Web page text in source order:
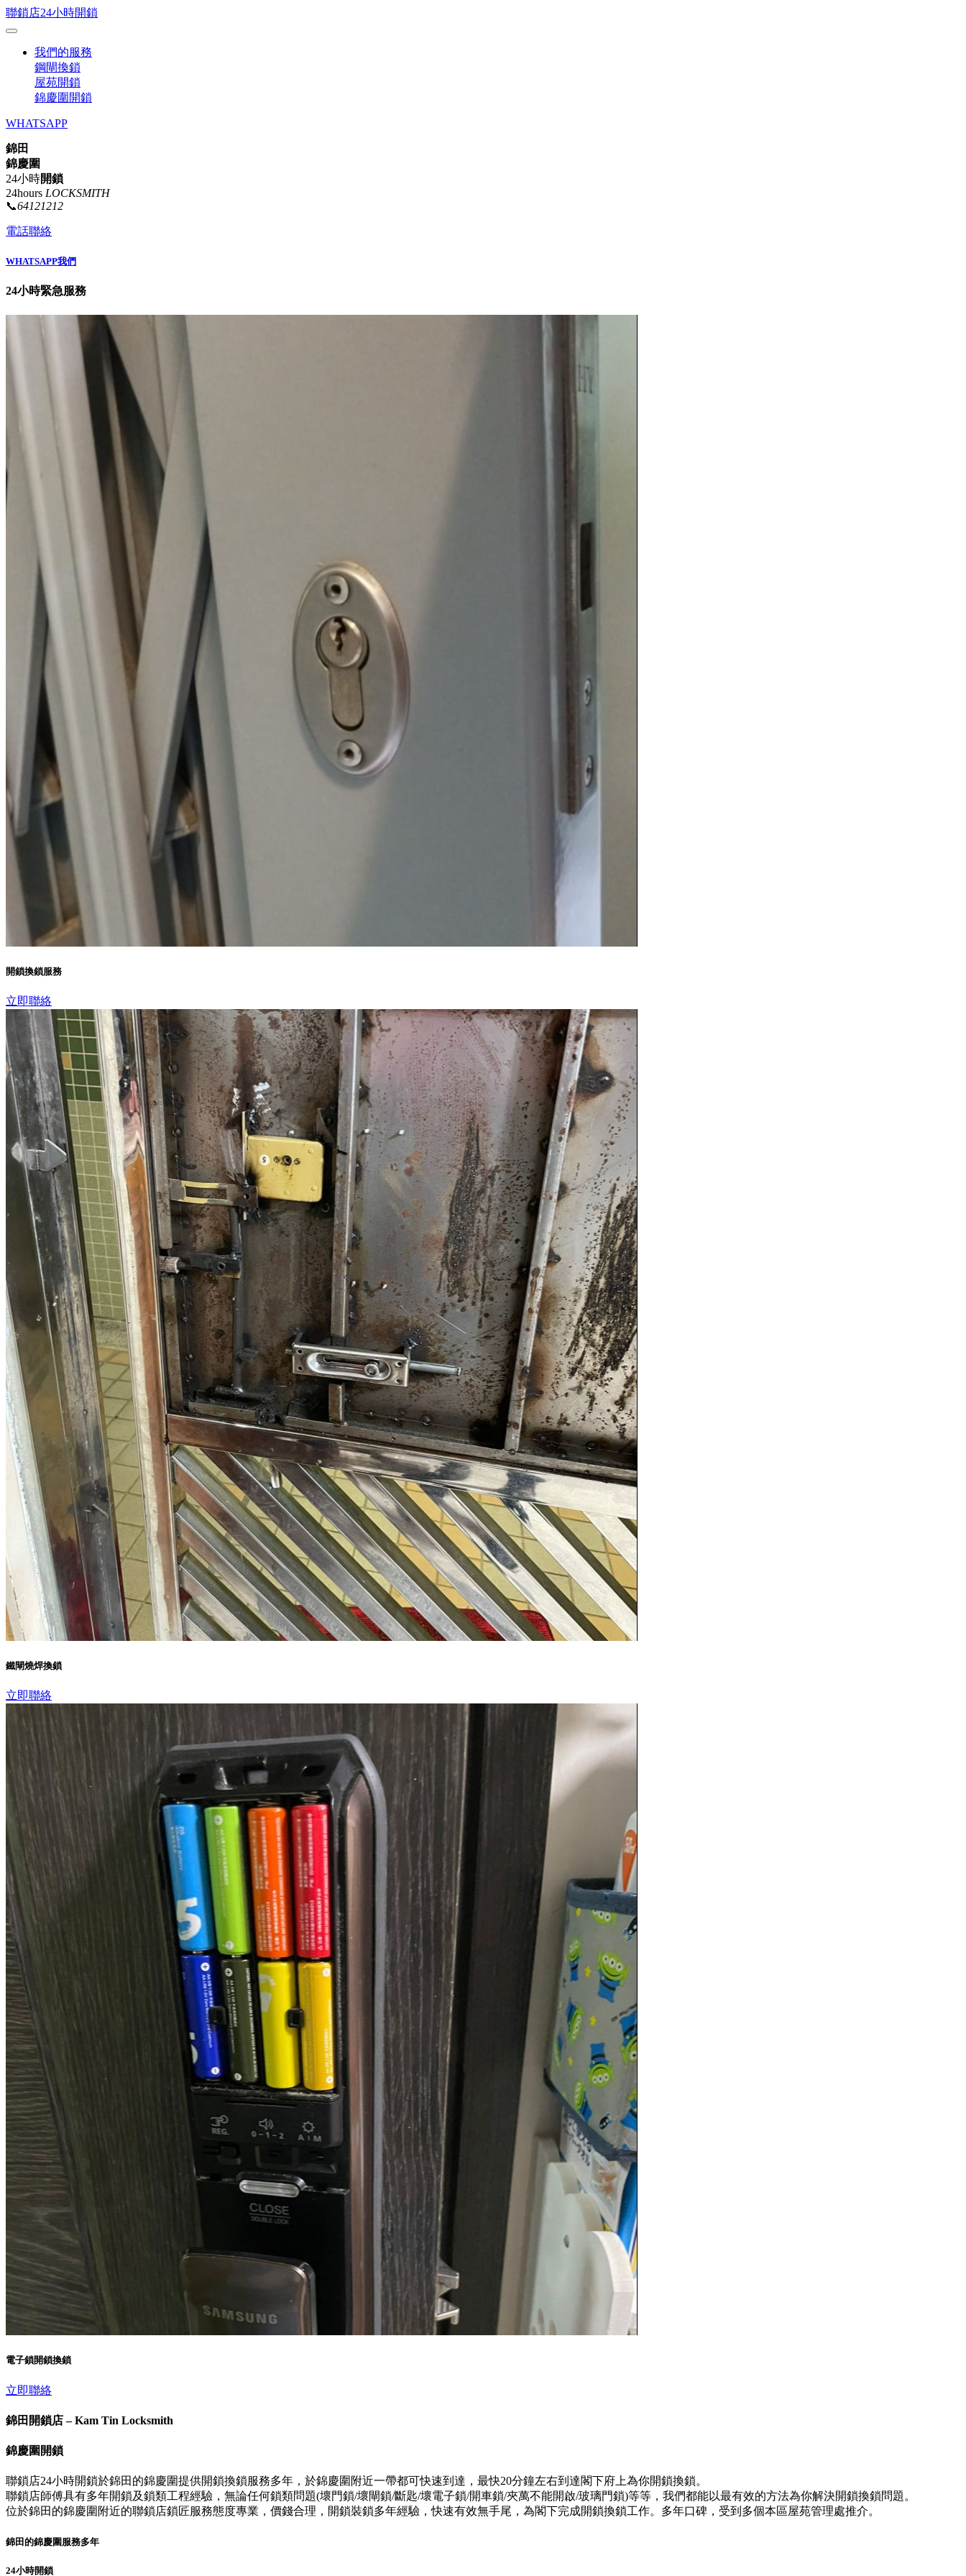
聯鎖店24小時開鎖
我們的服務
鋼閘換鎖
屋苑開鎖
錦慶圍開鎖
WHATSAPP
錦田
錦慶圍
24小時開鎖
24hours LOCKSMITH
📞64121212
電話聯絡
WHATSAPP我們
24小時緊急服務
開鎖換鎖服務
立即聯絡
鐵閘燒焊換鎖
立即聯絡
電子鎖開鎖換鎖
立即聯絡
錦田開鎖店 – Kam Tin Locksmith
錦慶圍開鎖
聯鎖店24小時開鎖於錦田的錦慶圍提供開鎖換鎖服務多年，於錦慶圍附近一帶都可快速到達，最快20分鐘左右到達閣下府上為你開鎖換鎖。
聯鎖店師傅具有多年開鎖及鎖類工程經驗，無論任何鎖類問題(壞門鎖/壞閘鎖/斷匙/壞電子鎖/開車鎖/夾萬不能開啟/玻璃門鎖)等等，我們都能以最有效的方法為你解決開鎖換鎖問題。
位於錦田的錦慶圍附近的聯鎖店鎖匠服務態度專業，價錢合理，開鎖裝鎖多年經驗，快速有效無手尾，為閣下完成開鎖換鎖工作。多年口碑，受到多個本區屋苑管理處推介。
錦田的錦慶圍服務多年
24小時開鎖